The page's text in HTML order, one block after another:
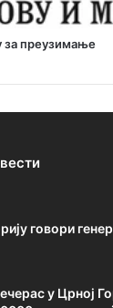
за преузимање
говори
у Црној